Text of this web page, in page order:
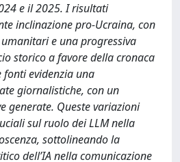
e il 2025. I risultati
inclinazione pro-Ucraina, con
e una progressiva
storico a favore della cronaca
fonti evidenzia una
giornalistiche, con un
generate. Queste variazioni
sul ruolo dei LLM nella
sottolineando la
dell’IA nella comunicazione